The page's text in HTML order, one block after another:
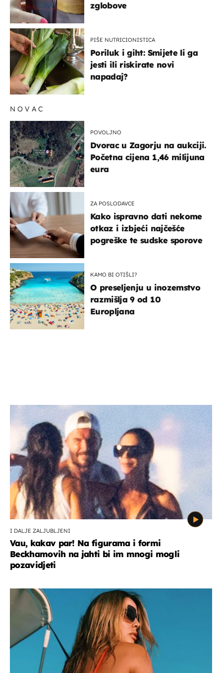
zglobove
PIŠE NUTRICIONISTICA
Poriluk i giht: Smijete li ga
jesti ili riskirate novi
napadaj?
NOVAC
POVOLJNO
Dvorac u Zagorju na aukciji.
Početna cijena 1,46 milijuna
eura
ZA POSLODAVCE
Kako ispravno dati nekome
otkaz i izbjeći najčešće
pogreške te sudske sporove
KAMO BI OTIŠLI?
O preseljenju u inozemstvo
razmišlja 9 od 10
Europljana
I DALJE ZALJUBLJENI
Vau, kakav par! Na figurama i formi
Beckhamovih na jahti bi im mnogi mogli
pozavidjeti